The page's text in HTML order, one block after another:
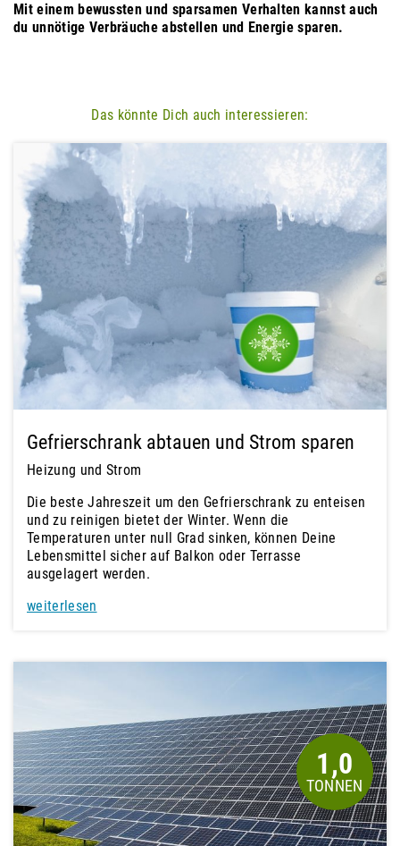
Mit einem bewussten und sparsamen Verhalten kannst auch
du unnötige Verbräuche abstellen und Energie sparen.
Das könnte Dich auch interessieren:
Gefrierschrank abtauen und Strom sparen
Heizung und Strom
Die beste Jahreszeit um den Gefrierschrank zu enteisen
und zu reinigen bietet der Winter. Wenn die
Temperaturen unter null Grad sinken, können Deine
Lebensmittel sicher auf Balkon oder Terrasse
ausgelagert werden.
weiterlesen
1,0